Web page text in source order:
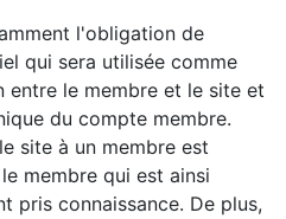
l'obligation de
qui sera utilisée comme
entre le membre et le site et
du compte membre.
site à un membre est
membre qui est ainsi
pris connaissance. De plus,